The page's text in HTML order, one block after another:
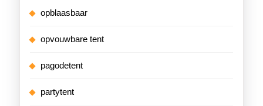
opblaasbaar
opvouwbare tent
pagodetent
partytent